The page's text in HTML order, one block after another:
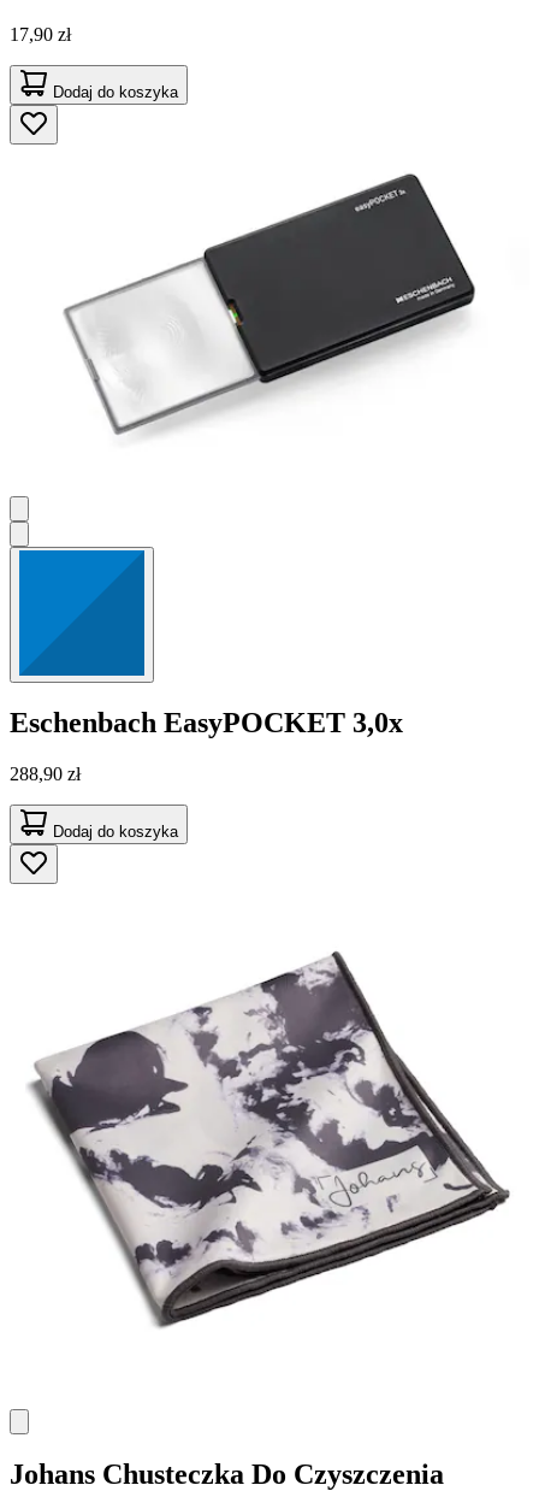
17,90 zł
Dodaj do koszyka
Eschenbach EasyPOCKET 3,0x
288,90 zł
Dodaj do koszyka
Johans Chusteczka Do Czyszczenia